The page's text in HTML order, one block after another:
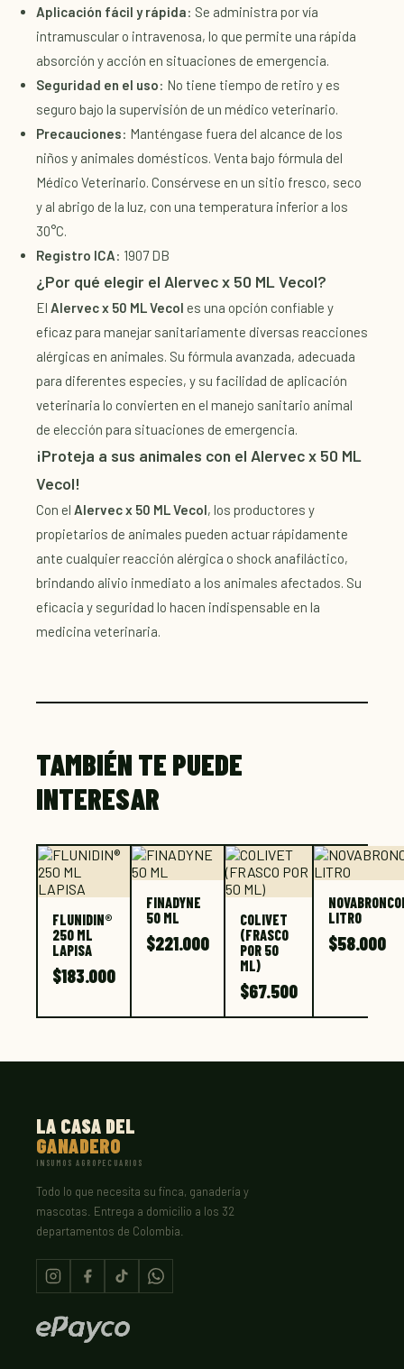
Aplicación fácil y rápida: Se administra por vía
intramuscular o intravenosa, lo que permite una rápida
absorción y acción en situaciones de emergencia.
Seguridad en el uso: No tiene tiempo de retiro y es
seguro bajo la supervisión de un médico veterinario.
Precauciones: Manténgase fuera del alcance de los
niños y animales domésticos. Venta bajo fórmula del
Médico Veterinario. Consérvese en un sitio fresco, seco
y al abrigo de la luz, con una temperatura inferior a los
30°C.
Registro ICA: 1907 DB
¿Por qué elegir el Alervec x 50 ML Vecol?
El Alervec x 50 ML Vecol es una opción confiable y
eficaz para manejar sanitariamente diversas reacciones
alérgicas en animales. Su fórmula avanzada, adecuada
para diferentes especies, y su facilidad de aplicación
veterinaria lo convierten en el manejo sanitario animal
de elección para situaciones de emergencia.
¡Proteja a sus animales con el Alervec x 50 ML
Vecol!
Con el Alervec x 50 ML Vecol, los productores y
propietarios de animales pueden actuar rápidamente
ante cualquier reacción alérgica o shock anafiláctico,
brindando alivio inmediato a los animales afectados. Su
eficacia y seguridad lo hacen indispensable en la
medicina veterinaria.
TAMBIÉN TE PUEDE
INTERESAR
FLUNIDIN®
250 ML
LAPISA
$183.000
FINADYNE
50 ML
$221.000
COLIVET
(FRASCO
POR 50
ML)
$67.500
LITRO
$58.000
LA CASA DEL
GANADERO
INSUMOS AGROPECUARIOS
Todo lo que necesita su finca, ganadería y
mascotas. Entrega a domicilio a los 32
departamentos de Colombia.